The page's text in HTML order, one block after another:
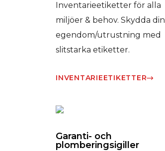
Inventarieetiketter för alla
miljöer & behov. Skydda din
egendom/utrustning med
slitstarka etiketter.
INVENTARIEETIKETTER​
Garanti- och
plomberingsigiller